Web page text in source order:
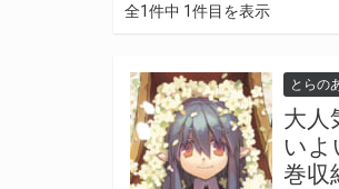
全1件中 1件目を表示
とらの
大人
いよ
巻収